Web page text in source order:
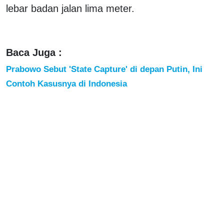
lebar badan jalan lima meter.
Baca Juga :
Prabowo Sebut 'State Capture' di depan Putin, Ini
Contoh Kasusnya di Indonesia